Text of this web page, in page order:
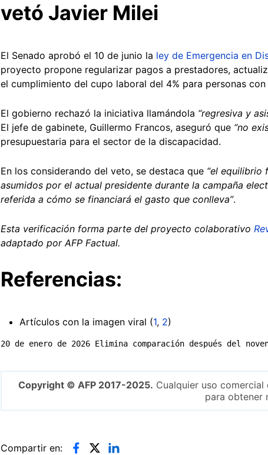
vetó Javier Milei
El Senado aprobó el 10 de junio la ley de Emergencia en
proyecto propone regularizar pagos a prestadores,
el cumplimiento del cupo laboral del 4% para personas
El gobierno rechazó la iniciativa llamándola “regresiva y
El jefe de gabinete, Guillermo Francos, aseguró que “no
presupuestaria para el sector de la discapacidad.
En los considerando del veto, se destaca que “el equilibrio
asumidos por el actual presidente durante la campaña
referida a cómo se financiará el gasto que conlleva”.
Esta verificación forma parte del proyecto colaborativo
adaptado por AFP Factual.
Referencias:
Artículos con la imagen viral (1, 2)
20 de enero de 2026 Elimina comparación después del
Copyright © AFP 2017-2025. Cualquier uso
para obtener
Compartir en: